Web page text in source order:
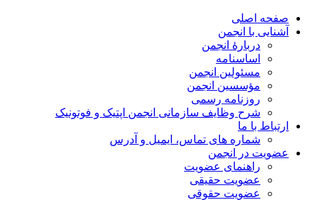
صفحه اصلی
آشنایی با انجمن
دربارۀ انجمن
اساسنامه
مسئولین انجمن
مؤسسین انجمن
روزنامه رسمی
شرح وظایف سازمانی انجمن اپتیک و فوتونیک
ارتباط با ما
شماره های تماس، ایمیل و آدرس
عضویت در انجمن
راهنمای عضویت
عضویت حقیقی
عضویت حقوقی